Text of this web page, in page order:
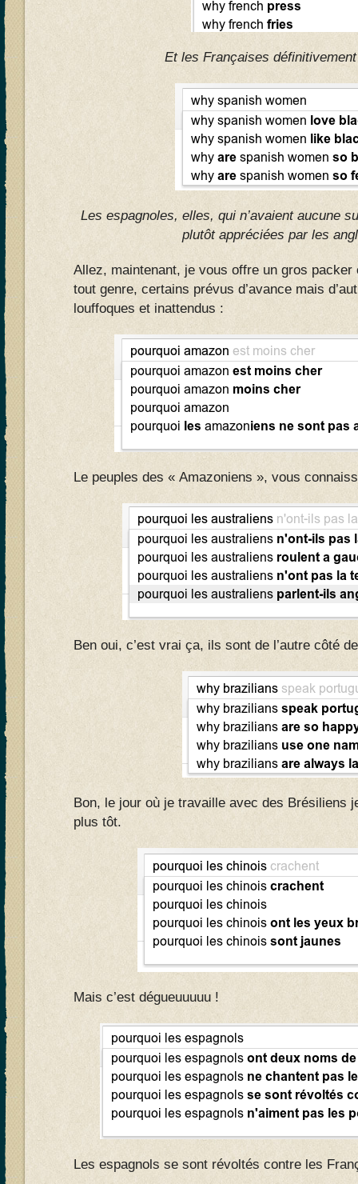
Et les Françaises
Les espagnoles, elles, qui n’avaient aucune
plutôt appréciées par les
Allez, maintenant, je vous offre un gros packer
tout genre, certains prévus d’avance mais
louffoques et inattendus :
Le peuples des « Amazoniens », vous
Ben oui, c’est vrai ça, ils sont de l’autre côté
Bon, le jour où je travaille avec des Brésiliens
plus tôt.
Mais c’est dégueuuuuu !
Les espagnols se sont révoltés contre les